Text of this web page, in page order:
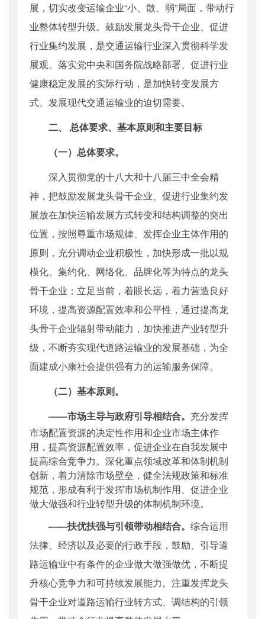
展，切实改变运输企业“小、散、弱”局面，带动行
业整体转型升级。鼓励发展龙头骨干企业、促进
行业集约发展，是交通运输行业深入贯彻科学发
展观、落实党中央和国务院战略部署、促进行业
健康稳定发展的实际行动，是加快转变发展方
式、发展现代交通运输业的迫切需要。
二、 总体要求、基本原则和主要目标
（一）总体要求。
深入贯彻党的十八大和十八届三中全会精
神，把鼓励发展龙头骨干企业、促进行业集约发
展放在加快运输发展方式转变和结构调整的突出
位置，按照尊重市场规律、发挥企业主体作用的
原则，充分调动企业积极性，加快形成一批以规
模化、集约化、网络化、品牌化等为特点的龙头
骨干企业；立足当前，着眼长远，着力营造良好
环境，提高资源配置效率和公平性，通过提高龙
头骨干企业辐射带动能力，加快推进产业转型升
级，不断夯实现代道路运输业的发展基础，为全
面建成小康社会提供强有力的运输服务保障。
（二）基本原则。
——市场主导与政府引导相结合。 充分发挥
市场配置资源的决定性作用和企业市场主体作
用，提高资源配置效率，促进企业在自我发展中
提高综合竞争力。深化重点领域改革和体制机制
创新，着力清除市场壁垒，健全法规政策和标准
规范，形成有利于发挥市场机制作用、促进企业
做大做强和行业转型升级的体制机制环境。
——扶优扶强与引领带动相结合。 综合运用
法律、经济以及必要的行政手段，鼓励、引导道
路运输业中有条件的企业做大做强做优，不断提
升核心竞争力和可持续发展能力。注重发挥龙头
骨干企业对道路运输行业转方式、调结构的引领